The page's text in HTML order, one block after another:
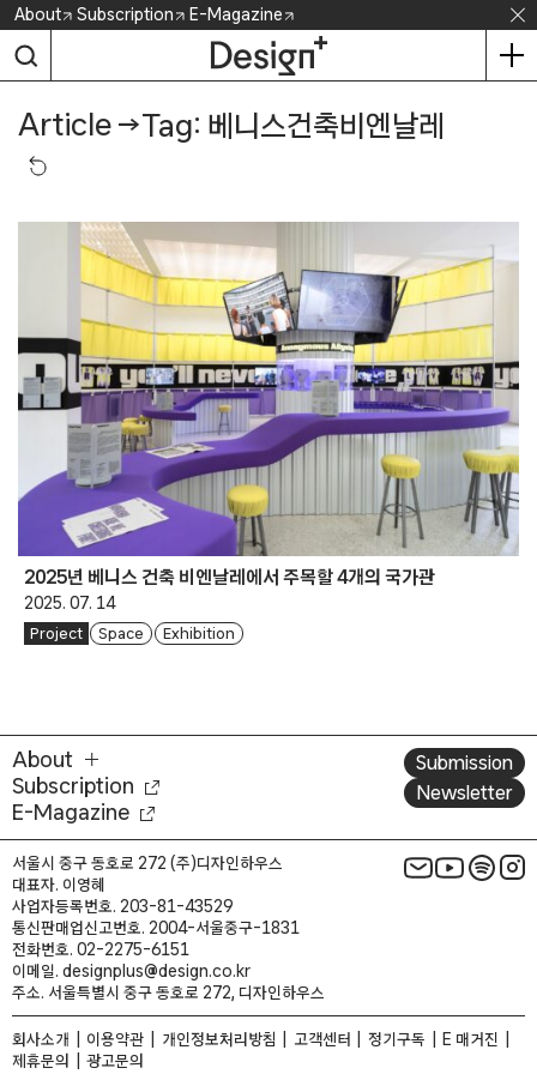
Skip
content
About Subscription E-Magazine
Article →Tag: 베니스건축비엔날레
2025년 베니스 건축 비엔날레에서 주목할 4개의 국가관
2025. 07. 14
Project Space Exhibition
About
Subscription
E-Magazine
Submission
Newsletter
서울시 중구 동호로 272 (주)디자인하우스
대표자. 이영혜
사업자등록번호. 203-81-43529
통신판매업신고번호. 2004-서울중구-1831
전화번호. 02-2275-6151
이메일. designplus@design.co.kr
주소. 서울특별시 중구 동호로 272, 디자인하우스
회사소개 이용약관 개인정보처리방침 고객센터 정기구독
E 매거진
제휴문의
광고문의